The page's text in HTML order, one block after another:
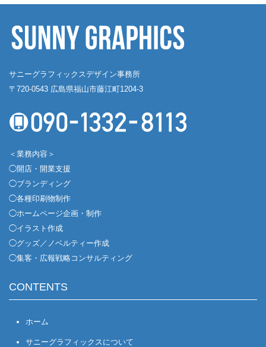
サニーグラフィックスデザイン事務所
〒720-0543 広島県福山市藤江町1204-3
＜業務内容＞
◯開店・開業支援
◯ブランディング
◯各種印刷物制作
◯ホームページ企画・制作
◯イラスト作成
◯グッズ／ノベルティー作成
◯集客・広報戦略コンサルティング
CONTENTS
ホーム
サニーグラフィックスについて